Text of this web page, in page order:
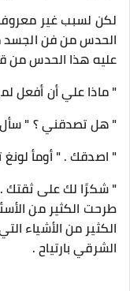
لكن لسبب غير
الحدس من فن
عليه هذا الحدس من
" ماذا علي أن أفعل
" هل تصدقني ؟ "
" اصدقك . " أومأ
" شكرًا لك على ثقتك .
طرحت الكثير من
الكثير من الأشياء
الشرقي بارتياح .